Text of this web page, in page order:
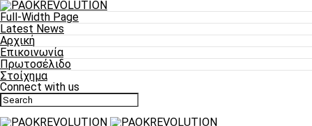
Full-Width Page
Latest News
Αρχική
Επικοινωνία
Πρωτοσέλιδο
Στοίχημα
Connect with us